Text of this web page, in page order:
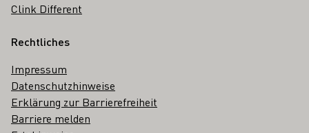
Clink Different
Rechtliches
Impressum
Datenschutzhinweise
Erklärung zur Barrierefreiheit
Barriere melden